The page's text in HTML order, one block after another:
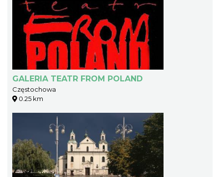
GALERIA TEATR FROM POLAND
Częstochowa
0.25 km